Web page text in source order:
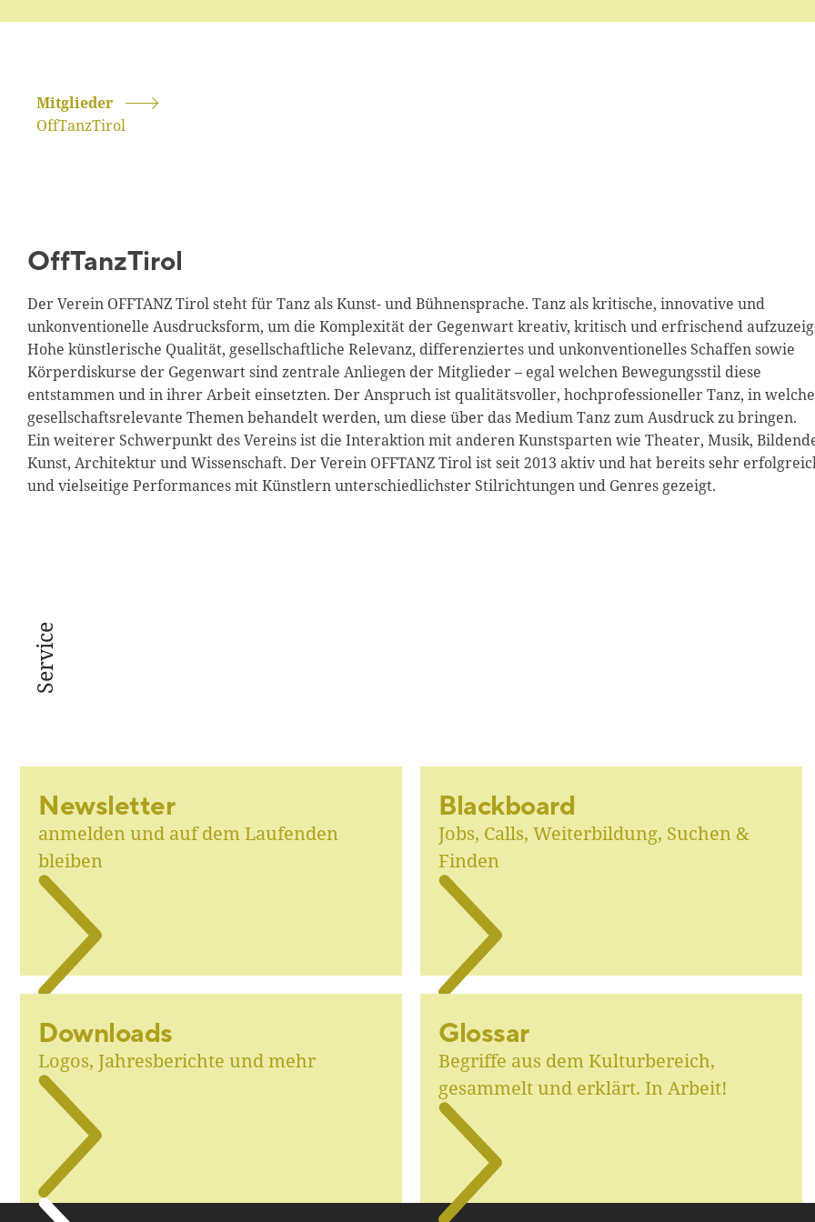
Mitglieder
OffTanzTirol
OffTanzTirol
Der Verein OFFTANZ Tirol steht für Tanz als Kunst- und Bühnensprache. Tanz als kritische, innovative und
unkonventionelle Ausdrucksform, um die Komplexität der Gegenwart kreativ, kritisch und erfrischend
Hohe künstlerische Qualität, gesellschaftliche Relevanz, differenziertes und unkonventionelles Schaffen sowie
Körperdiskurse der Gegenwart sind zentrale Anliegen der Mitglieder – egal welchen Bewegungsstil diese
entstammen und in ihrer Arbeit einsetzten. Der Anspruch ist qualitätsvoller, hochprofessioneller Tanz, in
gesellschaftsrelevante Themen behandelt werden, um diese über das Medium Tanz zum Ausdruck zu bringen.
Ein weiterer Schwerpunkt des Vereins ist die Interaktion mit anderen Kunstsparten wie Theater, Musik,
Kunst, Architektur und Wissenschaft. Der Verein OFFTANZ Tirol ist seit 2013 aktiv und hat bereits sehr
und vielseitige Performances mit Künstlern unterschiedlichster Stilrichtungen und Genres gezeigt.
Service
Newsletter
anmelden und auf dem Laufenden
bleiben
Blackboard
Jobs, Calls, Weiterbildung, Suchen &
Finden
Downloads
Logos, Jahresberichte und mehr
Glossar
Begriffe aus dem Kulturbereich,
gesammelt und erklärt. In Arbeit!